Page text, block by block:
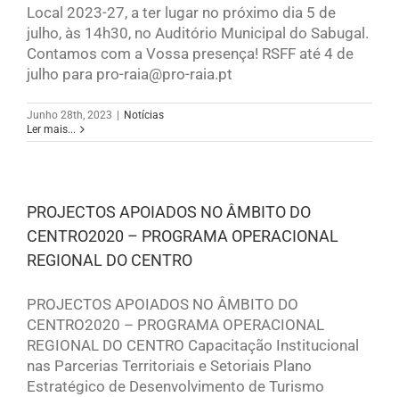
Local 2023-27, a ter lugar no próximo dia 5 de
julho, às 14h30, no Auditório Municipal do Sabugal.
Contamos com a Vossa presença! RSFF até 4 de
julho para pro-raia@pro-raia.pt
Junho 28th, 2023
Notícias
Ler mais...
PROJECTOS APOIADOS NO ÂMBITO DO
CENTRO2020 – PROGRAMA OPERACIONAL
REGIONAL DO CENTRO
PROJECTOS APOIADOS NO ÂMBITO DO
CENTRO2020 – PROGRAMA OPERACIONAL
REGIONAL DO CENTRO Capacitação Institucional
nas Parcerias Territoriais e Setoriais Plano
Estratégico de Desenvolvimento de Turismo